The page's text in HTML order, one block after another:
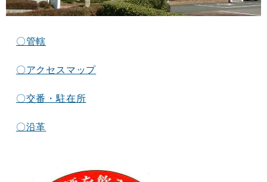
〇管轄
〇アクセスマップ
〇交番・駐在所
〇沿革